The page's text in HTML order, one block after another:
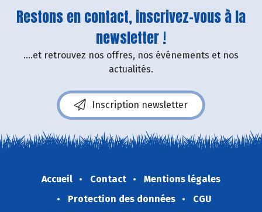
Restons en contact, inscrivez-vous à la
newsletter !
....et retrouvez nos offres, nos événements et nos
actualités.
Inscription newsletter
Accueil Contact
Mentions légales
Protection des données
CGU